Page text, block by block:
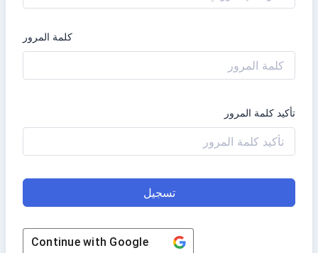
كلمة المرور
تأكيد كلمة المرور
تسجيل
Continue with Google